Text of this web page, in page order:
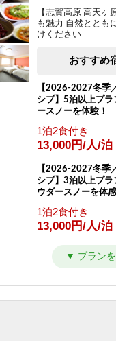
【志賀高原 高天ヶ
も魅力 自然ととも
けください
おすすめ
【2026-2027冬季
シブ】5泊以上プ
ースノーを体験！
1泊2食付き
13,000円/人/泊
【2026-2027冬季
シブ】3泊以上プ
ウダースノーを体感
1泊2食付き
13,000円/人/泊
【1泊2食プラン
志賀高原の自然と